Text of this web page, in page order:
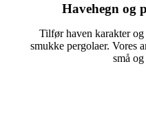
Havehegn og
Tilfør haven karakter
smukke pergolaer. Vores
små